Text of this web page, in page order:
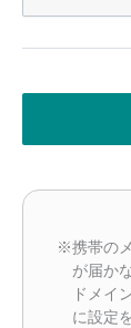
※携帯の
が届か
ドメイ
に設定